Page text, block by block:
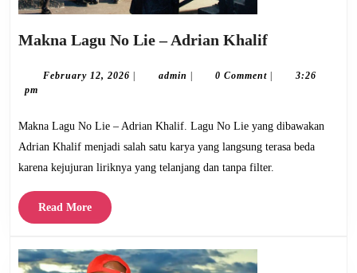
Makna Lagu No Lie – Adrian KhalifMakna
No
Adrian
Khalif
February 12, 2026 February
| admin admin
| 0 Comment |
3:26
pm
Makna Lagu No Lie – Adrian Khalif. Lagu No Lie yang dibawakan
Adrian Khalif menjadi salah satu karya yang langsung terasa beda
karena kejujuran liriknya yang telanjang dan tanpa filter.
Read MoreRead
More